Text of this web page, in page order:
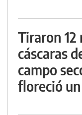
Tiraron
cáscaras
campo
floreció